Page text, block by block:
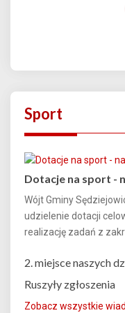
Sport
Dotacje na sport -
Wójt Gminy
udzielenie dotacji
realizację zadań z
2. miejsce naszych
Ruszyły zgłoszenia
Zobacz wszystkie